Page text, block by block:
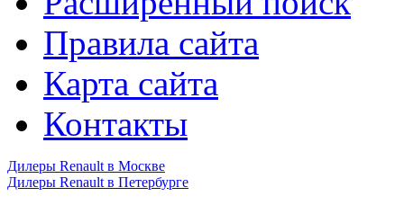
Правила сайта
Карта сайта
Контакты
Дилеры Renault в Москве
Дилеры Renault в Петербурге